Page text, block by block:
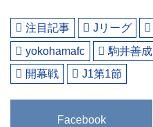
注目記事 Jリーグ
yokohamafc
駒井善成
開幕戦
J1第1節
Facebook